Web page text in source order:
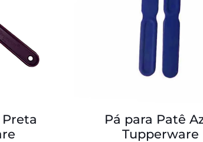
Pá para Patê
Tupperware